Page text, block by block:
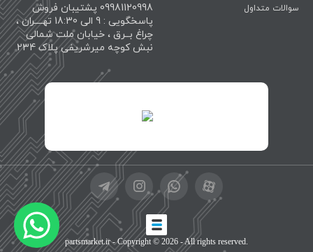
سوالات متداول
09981120998 پشتیبان فروش
پاسخگویی : 9 الی 18:30 تهــــران ،
چراغ بــرق ، خیابان ملت شمالی
نبش کوچه میرشریفی پلاک 234
partsmarket.ir- Copyright © 2026 - All rights reserved.